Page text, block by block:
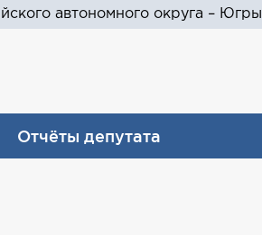
автономного округа – Югры
Отчёты депутата